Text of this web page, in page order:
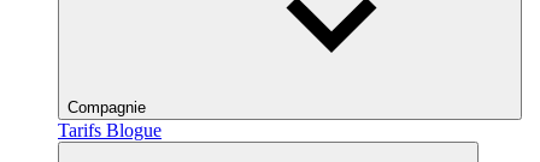
Compagnie
Tarifs Blogue